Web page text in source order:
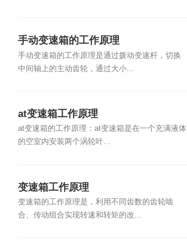
手动变速箱的工作原理
手动变速箱的工作原理是通过拨动变速杆，切换
中间轴上的主动齿轮，通过大小...
at变速箱工作原理
at变速箱的工作原理：at变速箱是在一个充满液体
的空室内安装两个涡轮叶...
变速箱工作原理
变速箱的工作原理是，利用不同齿数的齿轮啮
合、传动组合实现转速和转矩的改...